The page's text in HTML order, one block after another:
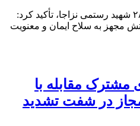
خرم‌آباد – فرمانده تیپ ۲۸۴ شهید رستمی نزاجا، تأکید کرد:
مجهز به سلاح ایمان و معنویت
مقابله با
در شفت تشدید